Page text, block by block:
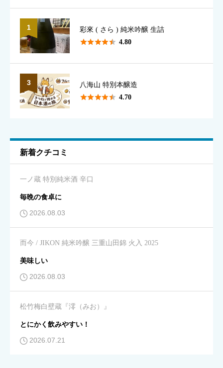
香り
味のわかりやすさ
キレ 必須
星の数をお選びください
飲みやすさ 必須
星の数をお選びください
コスパ 必須
1 彩來 ( さら ) 純米吟醸 生詰
 4.80
3 八海山 特別本醸造
 4.70
新着クチコミ
一ノ蔵 特別純米酒 辛口
毎晩の食卓に
2026.08.03
而今 / JIKON 純米吟醸 三重山田錦 火入 2025
美味しい
2026.08.03
松竹梅白壁蔵『澪（みお）』
とにかく飲みやすい！
2026.07.21